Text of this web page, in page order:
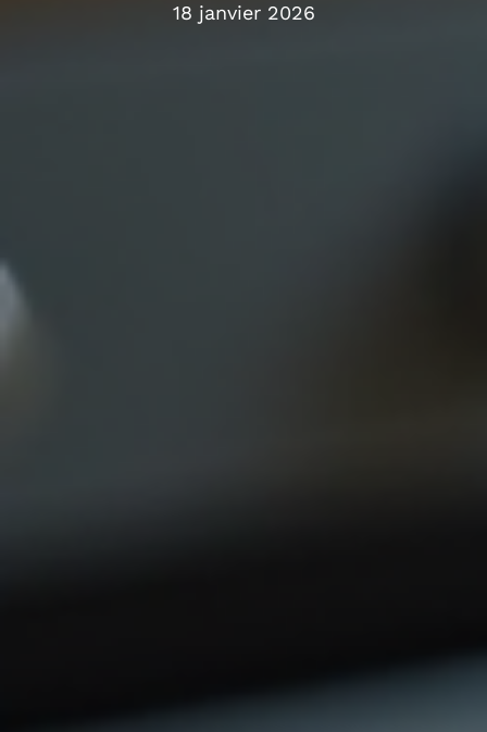
18 janvier 2026